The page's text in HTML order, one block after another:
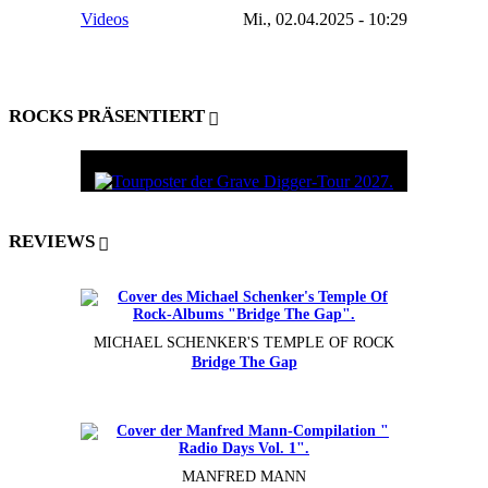
Videos Mi., 02.04.2025 - 10:29
ROCKS PRÄSENTIERT
REVIEWS
MICHAEL SCHENKER'S TEMPLE OF ROCK
Bridge The Gap
MANFRED MANN